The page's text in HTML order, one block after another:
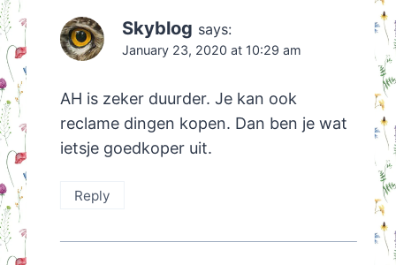
Skyblog says:
January 23, 2020 at 10:29 am
AH is zeker duurder. Je kan ook
reclame dingen kopen. Dan ben je wat
ietsje goedkoper uit.
Reply